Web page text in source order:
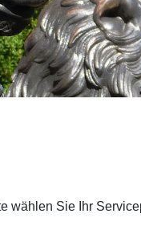
wählen Sie Ihr